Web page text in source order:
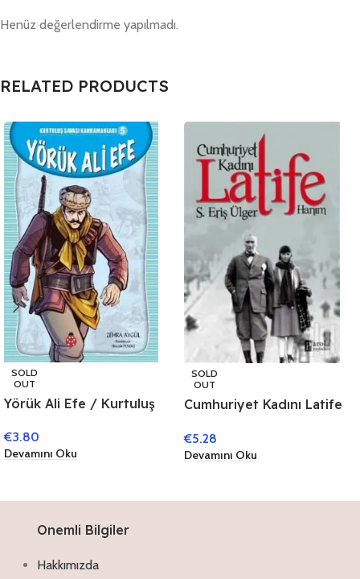
Henüz değerlendirme yapılmadı.
RELATED PRODUCTS
SOLD
OUT
Yörük Ali Efe / Kurtuluş
€3.80
Devamını Oku
SOLD
OUT
Cumhuriyet Kadını Latife
€5.28
Devamını Oku
Onemli Bilgiler
Hakkımızda